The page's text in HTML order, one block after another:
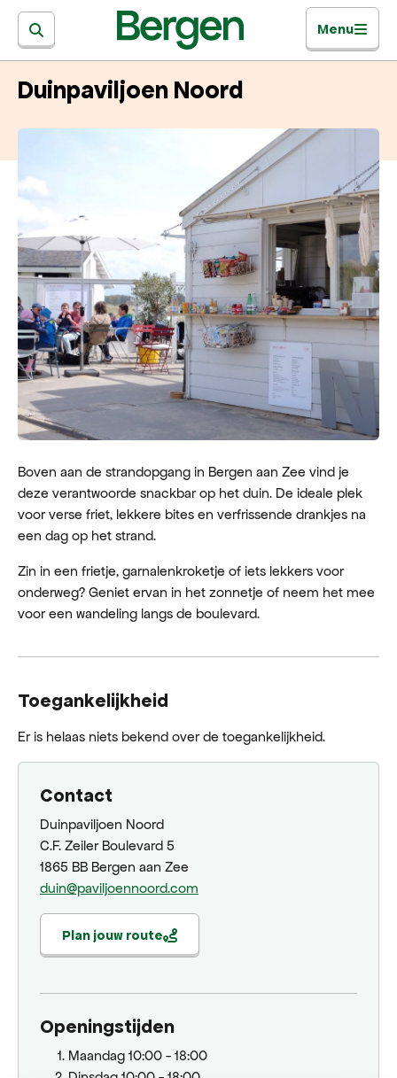
Menu
Duinpaviljoen Noord
Boven aan de strandopgang in Bergen aan Zee vind je
deze verantwoorde snackbar op het duin. De ideale plek
voor verse friet, lekkere bites en verfrissende drankjes na
een dag op het strand.
Zin in een frietje, garnalenkroketje of iets lekkers voor
onderweg? Geniet ervan in het zonnetje of neem het mee
voor een wandeling langs de boulevard.
Toegankelijkheid
Er is helaas niets bekend over de toegankelijkheid.
Contact
Duinpaviljoen Noord
C.F. Zeiler Boulevard 5
1865 BB Bergen aan Zee
duin@paviljoennoord.com
Plan jouw route
Openingstijden
Maandag 10:00 - 18:00